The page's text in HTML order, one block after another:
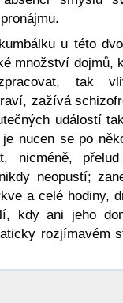
u této
množství dojmů,
tak
zažívá
událostí
nucen se po
nicméně,
neopustí;
a celé hodiny,
kdy ani jeho
rozjímavém